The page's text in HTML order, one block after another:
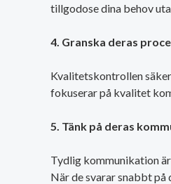
tillgodose dina behov
4. Granska deras
Kvalitetskontrollen
fokuserar på kvalitet
5. Tänk på deras
Tydlig kommunikation
När de svarar snabbt